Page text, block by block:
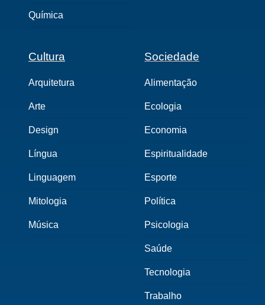
Química
Cultura
Arquitetura
Arte
Design
Língua
Linguagem
Mitologia
Música
Sociedade
Alimentação
Ecologia
Economia
Espiritualidade
Esporte
Política
Psicologia
Saúde
Tecnologia
Trabalho